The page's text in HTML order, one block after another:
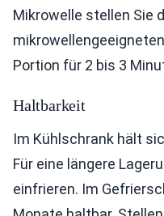
Mikrowelle stellen Sie
Portion für 2 bis 3
Haltbarkeit
Im Kühlschrank hält
Für eine längere
einfrieren. Im